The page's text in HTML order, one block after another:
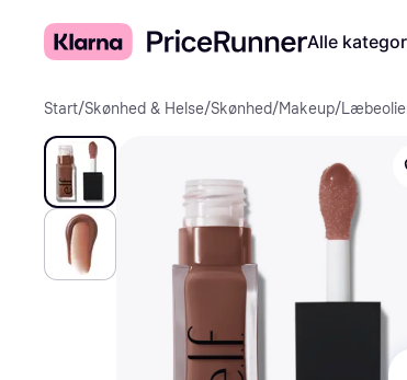
Alle
Start/Skønhed & Helse/Skønhed/Makeup/